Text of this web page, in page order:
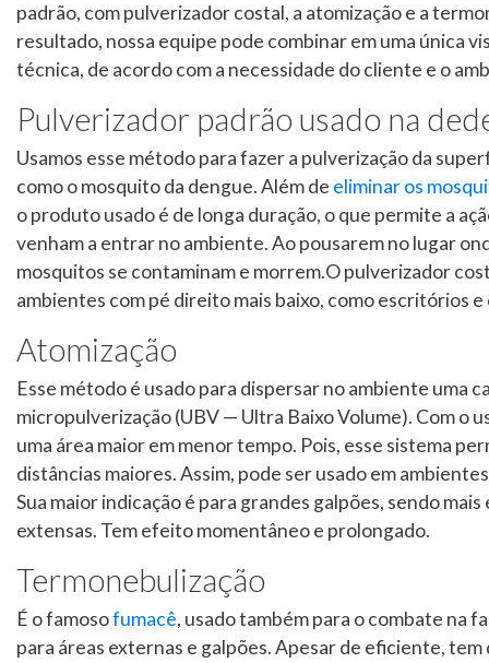
padrão, com pulverizador costal, a atomização e a
resultado, nossa equipe pode combinar em uma única
técnica, de acordo com a necessidade do cliente e o
Pulverizador padrão usado na
Usamos esse método para fazer a pulverização da
como o mosquito da dengue. Além de eliminar os
o produto usado é de longa duração, o que permite a
venham a entrar no ambiente. Ao pousarem no lugar
mosquitos se contaminam e morrem.O pulverizador
ambientes com pé direito mais baixo, como escritórios e
Atomização
Esse método é usado para dispersar no ambiente uma
micropulverização (UBV — Ultra Baixo Volume). Com o
uma área maior em menor tempo. Pois, esse sistema
distâncias maiores. Assim, pode ser usado em
Sua maior indicação é para grandes galpões, sendo
extensas. Tem efeito momentâneo e prolongado.
Termonebulização
É o famosofumacê, usado também para o combate na
para áreas externas e galpões. Apesar de eficiente,